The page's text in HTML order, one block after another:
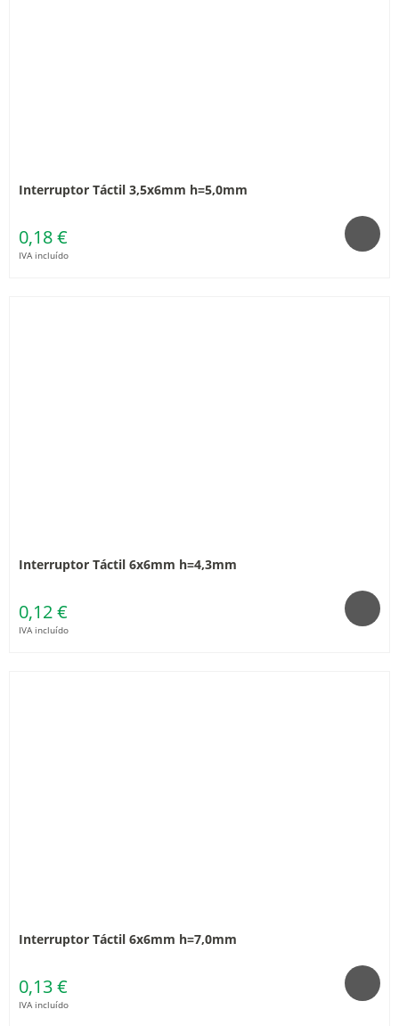
Interruptor Táctil 3,5x6mm h=5,0mm
0,18 €
IVA incluído
Interruptor Táctil 6x6mm h=4,3mm
0,12 €
IVA incluído
Interruptor Táctil 6x6mm h=7,0mm
0,13 €
IVA incluído